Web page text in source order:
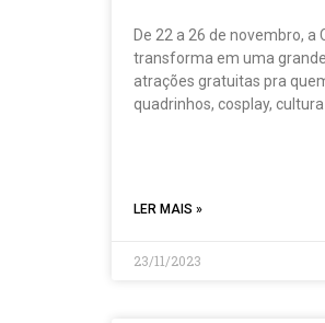
De 22 a 26 de novembro, a
transforma em uma
atrações gratuitas pra
quadrinhos, cosplay,
LER MAIS »
23/11/2023